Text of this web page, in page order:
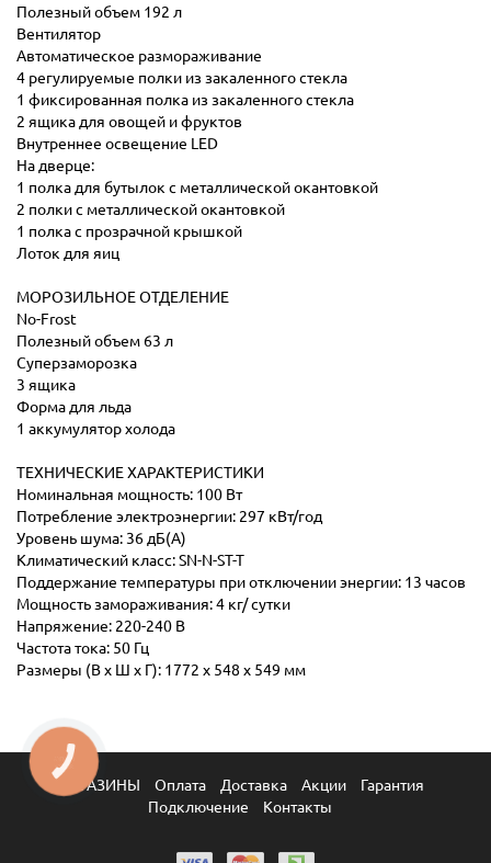
Полезный объем 192 л
Вентилятор
Автоматическое размораживание
4 регулируемые полки из закаленного стекла
1 фиксированная полка из закаленного стекла
2 ящика для овощей и фруктов
Внутреннее освещение LED
На дверце:
1 полка для бутылок с металлической окантовкой
2 полки с металлической окантовкой
1 полка с прозрачной крышкой
Лоток для яиц
МОРОЗИЛЬНОЕ ОТДЕЛЕНИЕ
No-Frost
Полезный объем 63 л
Суперзаморозка
3 ящика
Форма для льда
1 аккумулятор холода
ТЕХНИЧЕСКИЕ ХАРАКТЕРИСТИКИ
Номинальная мощность: 100 Вт
Потребление электроэнергии: 297 кВт/год
Уровень шума: 36 дБ(А)
Климатический класс: SN-N-ST-T
Поддержание температуры при отключении энергии: 13 часов
Мощность замораживания: 4 кг/ сутки
Напряжение: 220-240 В
Частота тока: 50 Гц
Размеры (В х Ш х Г): 1772 х 548 х 549 мм
МАГАЗИНЫ Оплата Доставка Акции
Гарантия
Подключение
Контакты
КНОПКА
ЗВ'ЯЗКУ